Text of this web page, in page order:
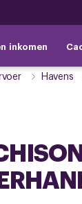
inkomen
Havens